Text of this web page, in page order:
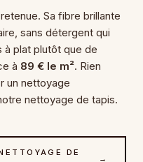
Sa fibre brillante
sans détergent qui
plat plutôt que de
à 89 € le m². Rien
un nettoyage
nettoyage de tapis.
DE
→